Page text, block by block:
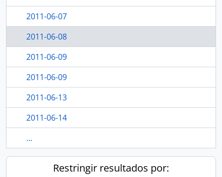
2011-06-07
2011-06-08
2011-06-09
2011-06-09
2011-06-13
2011-06-14
...
Restringir resultados por: